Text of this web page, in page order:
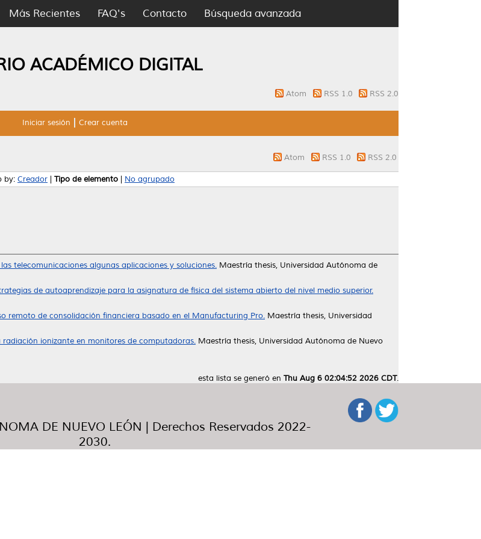
Más Recientes FAQ's Contacto Búsqueda avanzada
ACADÉMICO DIGITAL
Atom RSS 1.0 RSS 2.0
Iniciar sesión Crear cuenta
Atom RSS 1.0 RSS 2.0
by: Creador Tipo de elemento No agrupado
telecomunicaciones algunas aplicaciones y soluciones. Maestría thesis, Universidad Autónoma de
de autoaprendizaje para la asignatura de física del sistema abierto del nivel medio superior.
remoto de consolidación financiera basado en el Manufacturing Pro. Maestría thesis, Universidad
ionizante en monitores de computadoras. Maestría thesis, Universidad Autónoma de Nuevo
esta lista se generó en Thu Aug 6 02:04:52 2026 CDT.
DE NUEVO LEÓN | Derechos Reservados 2022-
2030.